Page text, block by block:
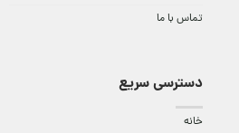
تماس با ما
دسترسی سریع
خانه